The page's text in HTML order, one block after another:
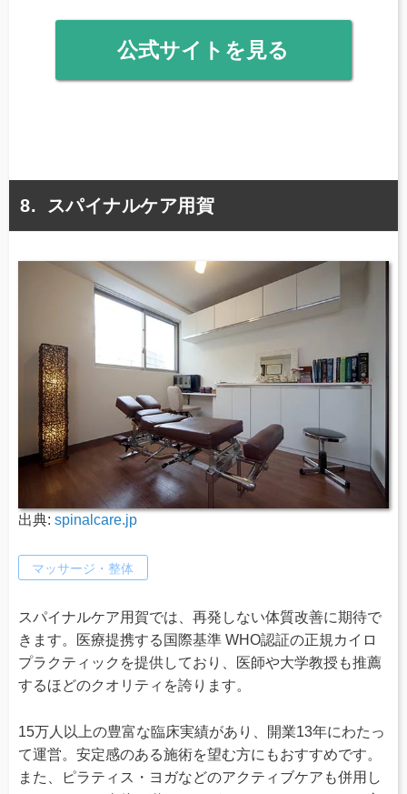
公式サイトを見る
スパイナルケア用賀
出典: spinalcare.jp
マッサージ・整体
スパイナルケア用賀では、再発しない体質改善に期待で
きます。医療提携する国際基準 WHO認証の正規カイロ
プラクティックを提供しており、医師や大学教授も推薦
するほどのクオリティを誇ります。
15万人以上の豊富な臨床実績があり、開業13年にわたっ
て運営。安定感のある施術を望む方にもおすすめです。
また、ピラティス・ヨガなどのアクティブケアも併用し